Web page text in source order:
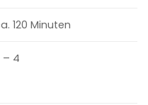
120 Minuten
– 4